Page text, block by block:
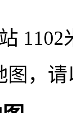
1102
图，